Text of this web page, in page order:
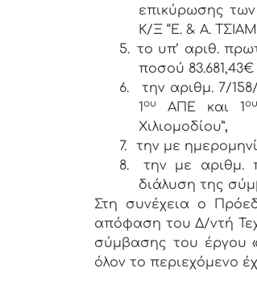
επικύρωσης των
Κ/Ξ “Ε. & Α.
5. το υπ’ αριθ.
ποσού
6.
την αριθμ. 7/
1ου ΑΠΕ και 1ου
Χιλιομοδίου”,
7.
την με
8.
την με αριθμ.
διάλυση της
Στη συνέχεια ο
απόφαση του Δ/ντή
σύμβασης του έργου
όλον το περιεχόμενο